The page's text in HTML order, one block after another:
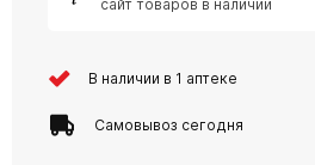
сайт товаров в наличии
В наличии в 1 аптеке
Самовывоз сегодня